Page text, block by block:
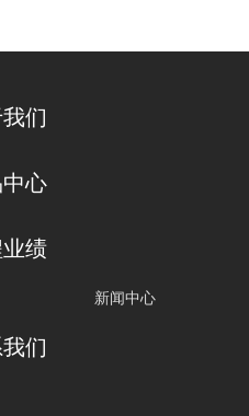
们
心
绩
新闻中心
们